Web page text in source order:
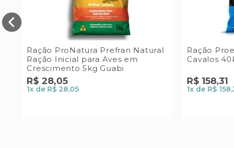
Ração ProNatura Prefran Natural
Ração Inicial para Aves em
Crescimento 5kg Guabi
R$ 28,05
1x de R$ 28,05
Ração
Cavalos
R$ 158,31
1x de R$